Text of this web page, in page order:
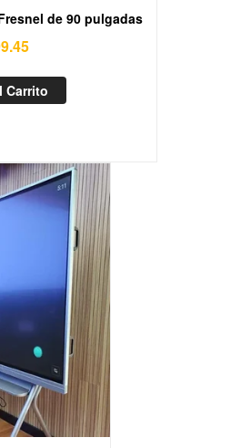
de 90 pulgadas
Carrito